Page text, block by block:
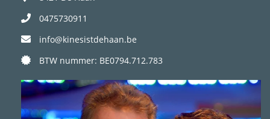
0475730911
info@kinesistdehaan.be
BTW nummer: BE0794.712.783